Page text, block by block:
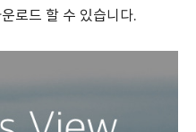
로드 할 수 있습니다.